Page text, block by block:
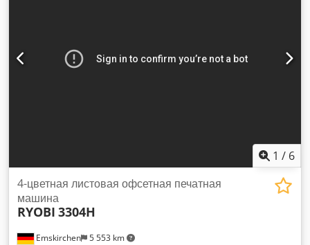
500 евро, FCA Год выпуска: 2002 Общий тираж: 345
миллионов отпечатков Формат: 1000 × 700 мм Цвета: 2+0
1 / 6
Emskirchen 5 553 km
4-цветная листовая офсетная печатная
машина
RYOBI 3304H